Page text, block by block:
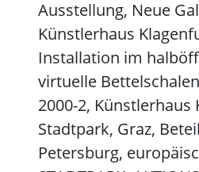
Ausstellung, Neue
Künstlerhaus
Installation im
virtuelle
2000-2,
Stadtpark, Graz,
Petersburg,